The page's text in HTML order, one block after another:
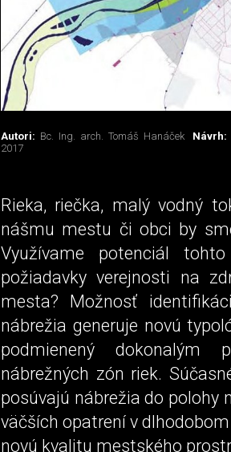
Autori: Bc. Ing. arch. Tomáš Hanáček Návrh:
2017
Rieka, riečka, malý vodný
nášmu mestu či obci by
Využívame potenciál
požiadavky verejnosti na
mesta? Možnosť
nábrežia generuje novú
podmienený dokonalým
nábrežných zón riek.
posúvajú nábrežia do polohy
väčších opatrení v
novú kvalitu mestského